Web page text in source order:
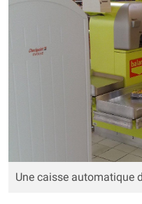
Une caisse automatique